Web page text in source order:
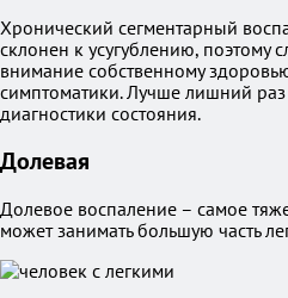
Хронический сегментарный
склонен к усугублению, поэтому
внимание собственному
симптоматики. Лучше лишний раз
диагностики состояния.
Долевая
Долевое воспаление – самое
может занимать большую часть